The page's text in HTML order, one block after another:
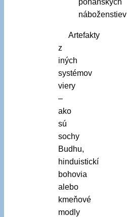
náboženstiev
Artefakty
z
iných
systémov
viery
–
ako
sú
sochy
Budhu,
hinduistickí
bohovia
alebo
kmeňové
modly